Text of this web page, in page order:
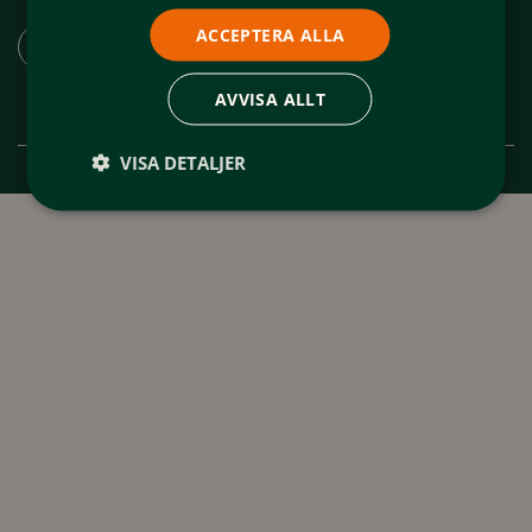
Ladda ner appen "Spår och leder Funäsfjällen"
ACCEPTERA ALLA
AVVISA ALLT
VISA DETALJER